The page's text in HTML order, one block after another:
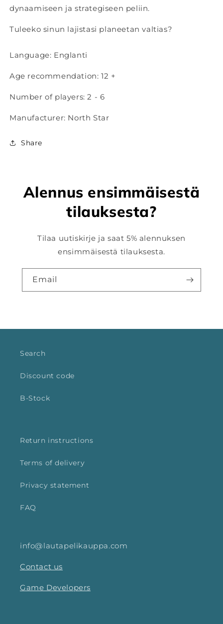
dynaamiseen ja strategiseen peliin.
Tuleeko sinun lajistasi planeetan valtias?
Language: Englanti
Age recommendation: 12 +
Number of players: 2 - 6
Manufacturer: North Star
Share
Alennus ensimmäisestä
tilauksesta?
Tilaa uutiskirje ja saat 5% alennuksen
ensimmäisestä tilauksesta.
Email
Search
Discount code
B-Stock
Return instructions
Terms of delivery
Privacy statement
FAQ
info@lautapelikauppa.com
Contact us
Game Developers